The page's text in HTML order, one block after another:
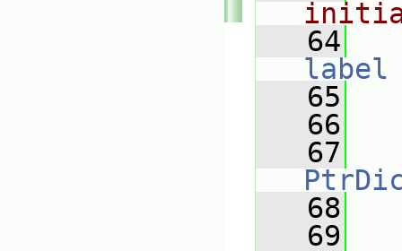
   64
label
   65
   66
   67
   68
   69